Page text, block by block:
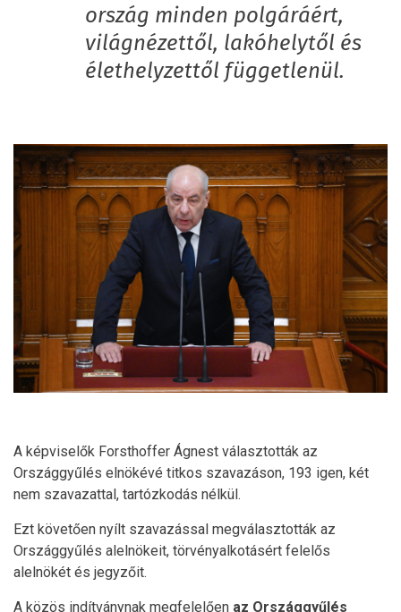
ország minden polgáráért,
világnézettől, lakóhelytől és
élethelyzettől függetlenül.
A képviselők Forsthoffer Ágnest választották az
Országgyűlés elnökévé titkos szavazáson, 193 igen, két
nem szavazattal, tartózkodás nélkül.
Ezt követően nyílt szavazással megválasztották az
Országgyűlés alelnökeit, törvényalkotásért felelős
alelnökét és jegyzőit.
A közös indítványnak megfelelően az Országgyűlés